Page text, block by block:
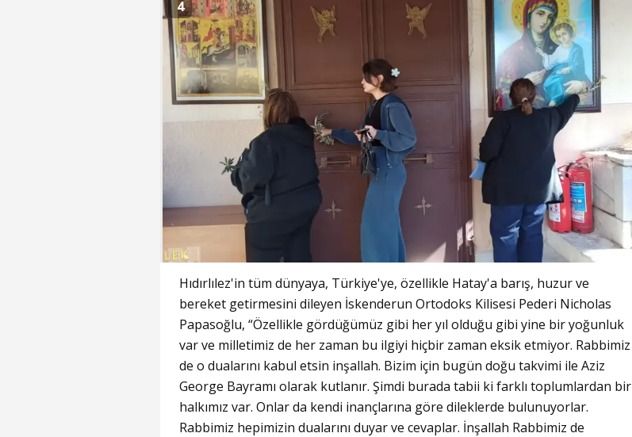
4
Hıdırlılez'in tüm dünyaya, Türkiye'ye, özellikle Hatay'a barış, huzur ve
bereket getirmesini dileyen İskenderun Ortodoks Kilisesi Pederi Nicholas
Papasoğlu, “Özellikle gördüğümüz gibi her yıl olduğu gibi yine bir yoğunluk
var ve milletimiz de her zaman bu ilgiyi hiçbir zaman eksik etmiyor. Rabbimiz
de o dualarını kabul etsin inşallah. Bizim için bugün doğu takvimi ile Aziz
George Bayramı olarak kutlanır. Şimdi burada tabii ki farklı toplumlardan bir
halkımız var. Onlar da kendi inançlarına göre dileklerde bulunuyorlar.
Rabbimiz hepimizin dualarını duyar ve cevaplar. İnşallah Rabbimiz de